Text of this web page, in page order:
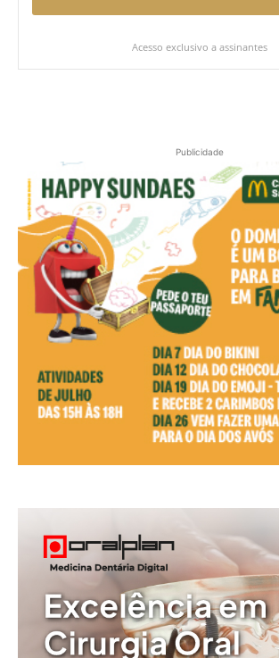
Acesso exclusivo a assinantes
Publicidade